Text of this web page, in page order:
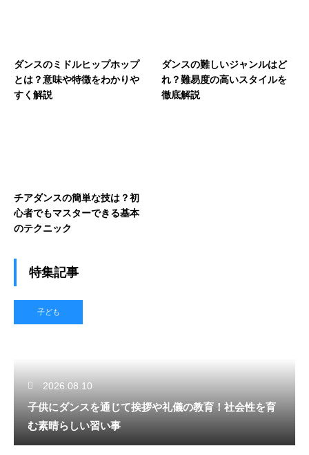
ダンスのミドルヒップホップ
とは？意味や特徴をわかりや
すく解説
ダンスの難しいジャンルはど
れ？難易度の高いスタイルを
徹底解説
チアダンスの簡単な技は？初
心者でもマスターできる基本
のテクニック
特集記事
子ども
2026.08.10
子供にダンスを通じて挨拶や礼儀の教育！社会性を育
む素晴らしい習い事